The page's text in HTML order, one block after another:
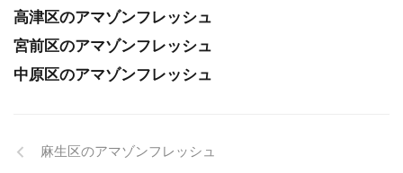
高津区のアマゾンフレッシュ
宮前区のアマゾンフレッシュ
中原区のアマゾンフレッシュ
麻生区のアマゾンフレッシュ